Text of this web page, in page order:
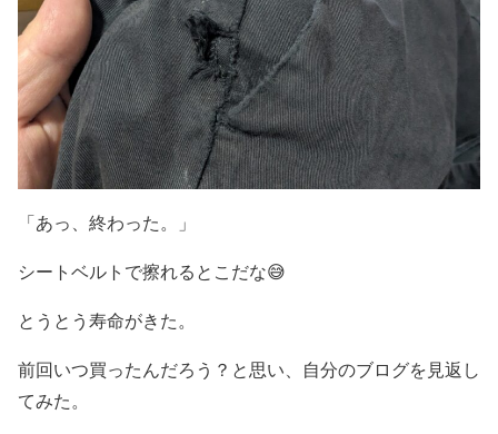
「あっ、終わった。」
シートベルトで擦れるとこだな😅
とうとう寿命がきた。
前回いつ買ったんだろう？と思い、自分のブログを見返し
てみた。